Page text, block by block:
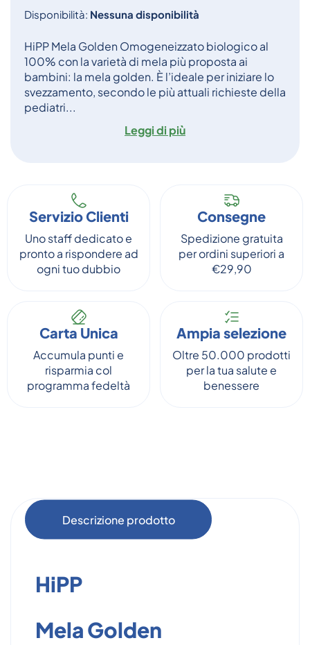
Disponibilità: Nessuna disponibilità
HiPP Mela Golden Omogeneizzato biologico al
100% con la varietà di mela più proposta ai
bambini: la mela golden. È l’ideale per iniziare lo
svezzamento, secondo le più attuali richieste della
pediatri...
Leggi di più
Servizio Clienti
Uno staff dedicato e
pronto a rispondere ad
ogni tuo dubbio
Consegne
Spedizione gratuita
per ordini superiori a
€29,90
Carta Unica
Accumula punti e
risparmia col
programma fedeltà
Ampia selezione
Oltre 50.000 prodotti
per la tua salute e
benessere
Descrizione prodotto
HiPP
Mela Golden